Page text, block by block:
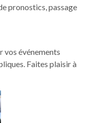
pronostics, passage
vos événements
Faites plaisir à